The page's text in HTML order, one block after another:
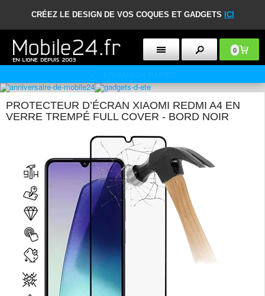
CRÉEZ LE DESIGN DE VOS COQUES ET GADGETS ICI
0
PROTECTEUR D’ÉCRAN XIAOMI REDMI A4 EN
VERRE TREMPÉ FULL COVER - BORD NOIR